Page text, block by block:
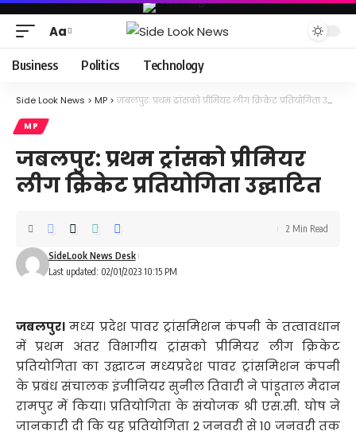
Font
Resizer
Aa
Business Politics Technology
Side Look News > MP >जबलपुर: प्रथम ट्रांसको प्रीमियर लीग क्रिकेट प्रतियोगिता उद्घाटित
MP
जबलपुर: प्रथम ट्रांसको प्रीमियर
लीग क्रिकेट प्रतियोगिता उद्घाटित
Last updated: 02/01/2023 10:15 PM
SideLook News Desk
2 Min Read
जबलपुर। मध्य प्रदेश पावर ट्रांसमिशन कंपनी के तत्वावधान
में प्रथम अंतर विभागीय ट्रांसको प्रीमियर लीग क्रिकेट
प्रतियोगिता का उद्घाटन मध्यप्रदेश पावर ट्रांसमिशन कंपनी
के प्रबंध संचालक इंजीनियर सुनील तिवारी ने पांडूताल मैदान
रामपुर में किया। प्रतियोगिता के संयोजक श्री एस.सी. घोष ने
जानकारी दी कि यह प्रतियोगिता 2 जनवरी से 10 जनवरी तक